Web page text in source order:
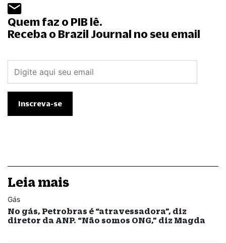
Quem faz o PIB lê.
Receba o Brazil Journal no seu email
Leia mais
Gás
No gás, Petrobras é “atravessadora”, diz
diretor da ANP. “Não somos ONG,” diz Magda